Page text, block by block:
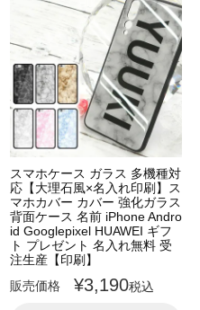
スマホケース ガラス 多機種対
応【大理石風×名入れ印刷】ス
マホカバー カバー 強化ガラス
背面ケース 名前 iPhone Andro
id Googlepixel HUAWEI ギフ
ト プレゼント 名入れ無料 受
注生産【印刷】
販売価格
¥3,190税込